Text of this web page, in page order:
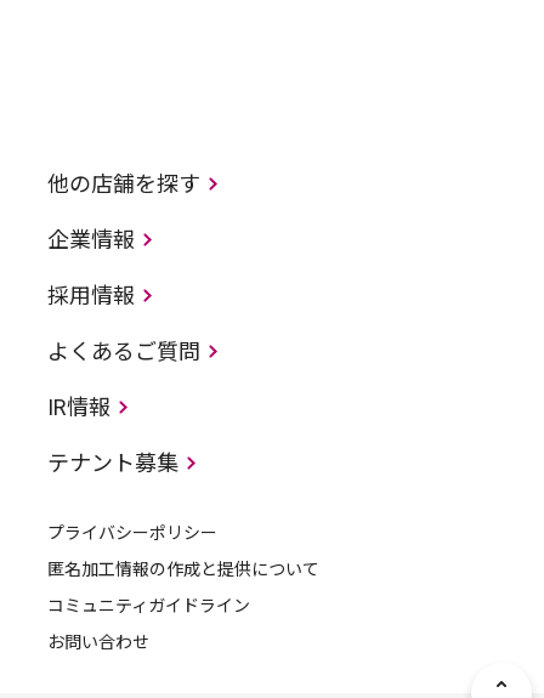
他の店舗を探す
企業情報
採用情報
よくあるご質問
IR情報
テナント募集
プライバシーポリシー
匿名加工情報の作成と提供について
コミュニティガイドライン
お問い合わせ